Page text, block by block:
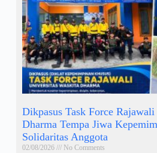
Dikpasus Task Force
Dharma Tempa Jiwa
Solidaritas Anggota
02/08/2026 No Comments